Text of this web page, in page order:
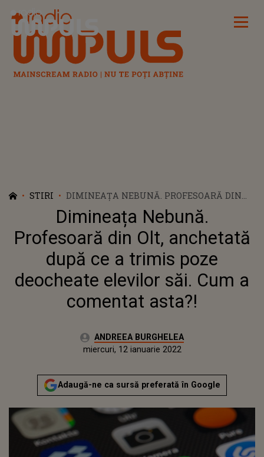
Radio Impuls
STIRI
DIMINEAȚA NEBUNĂ. PROFESOARĂ DIN
OLT, ANCHETATĂ DUPĂ CE A TRIMIS POZE
DEOCHEATE ELEVILOR SĂI. CUM A
COMENTAT ASTA?!
Dimineața Nebună.
Profesoară din Olt, anchetată
după ce a trimis poze
deocheate elevilor săi. Cum a
comentat asta?!
Autor:ANDREEA BURGHELEA
miercuri, 12 ianuarie 2022
Actualizat:
miercuri, 12 ianuarie 2022
Adaugă-ne ca sursă preferată în Google